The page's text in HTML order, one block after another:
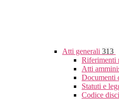
Atti generali 313
Riferimenti
Atti
Documenti
Statuti e
Codice